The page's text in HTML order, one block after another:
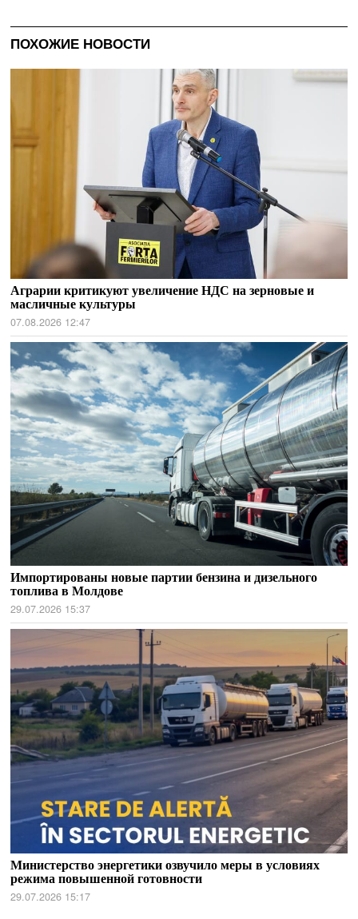
ПОХОЖИЕ НОВОСТИ
Аграрии критикуют увеличение НДС на зерновые и
масличные культуры
07.08.2026 12:47
Импортированы новые партии бензина и дизельного
топлива в Молдове
29.07.2026 15:37
Министерство энергетики озвучило меры в условиях
режима повышенной готовности
29.07.2026 15:17